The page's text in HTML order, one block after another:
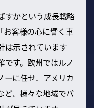
すかという成長戦略
お客様の心に響く車
は示されています
です。欧州ではルノ
ーに任せ、アメリカ
ど、様々な地域でパ